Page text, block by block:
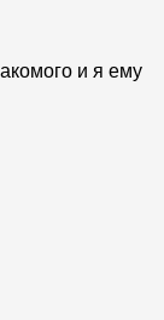
и я ему